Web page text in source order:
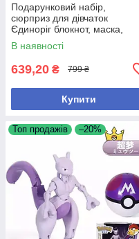
Подарунковий набір,
сюрприз для дівчаток
Єдиноріг блокнот, маска,
ручка, заколки, гаманець
В наявності
639,20 ₴ 799 ₴
Купити
Топ продажів –20%